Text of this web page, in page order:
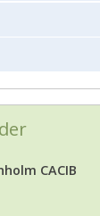
CACIB